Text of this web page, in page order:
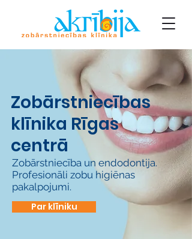
Zobārstniecības
klīnika Rīgas
centrā
Zobārstniecība un endodontija.
Profesionāli zobu higiēnas
pakalpojumi.
Par klīniku